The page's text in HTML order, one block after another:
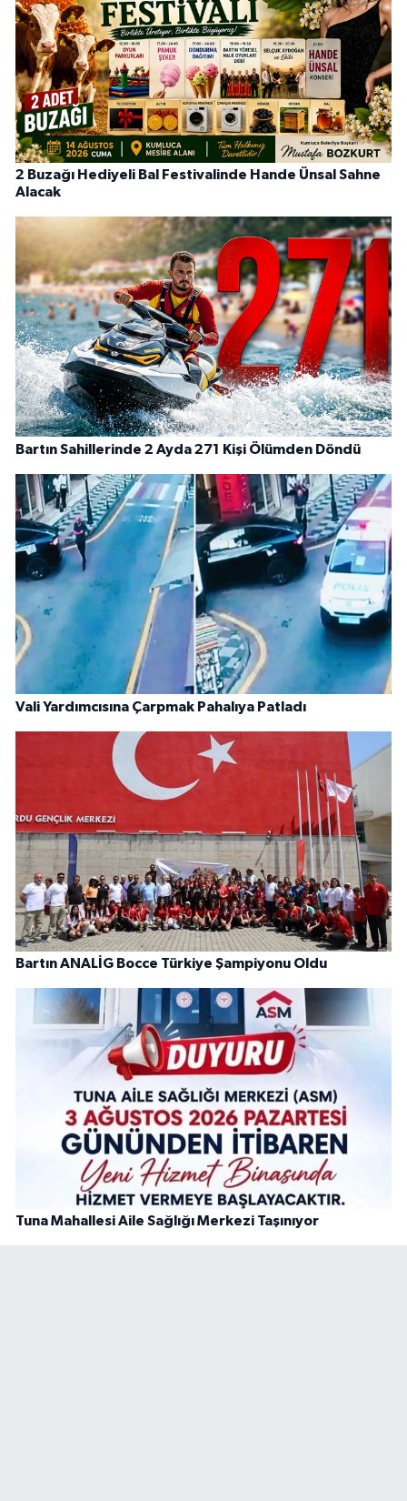
2 Buzağı Hediyeli Bal Festivalinde Hande Ünsal Sahne
Alacak
Bartın Sahillerinde 2 Ayda 271 Kişi Ölümden Döndü
Vali Yardımcısına Çarpmak Pahalıya Patladı
Bartın ANALİG Bocce Türkiye Şampiyonu Oldu
Tuna Mahallesi Aile Sağlığı Merkezi Taşınıyor